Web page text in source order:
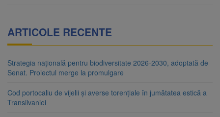
ARTICOLE RECENTE
Strategia națională pentru biodiversitate 2026-2030, adoptată de
Senat. Proiectul merge la promulgare
Cod portocaliu de vijelii și averse torențiale în jumătatea estică a
Transilvaniei